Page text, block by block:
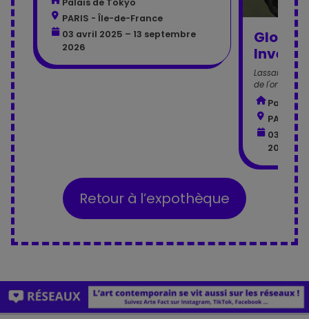
Palais de Tokyo
PARIS - Île-de-France
03 avril 2025 – 13 septembre
2026
Lassana
de l'ombre
Palais
PARIS -
03 avril
2026
Retour à l’expothèque